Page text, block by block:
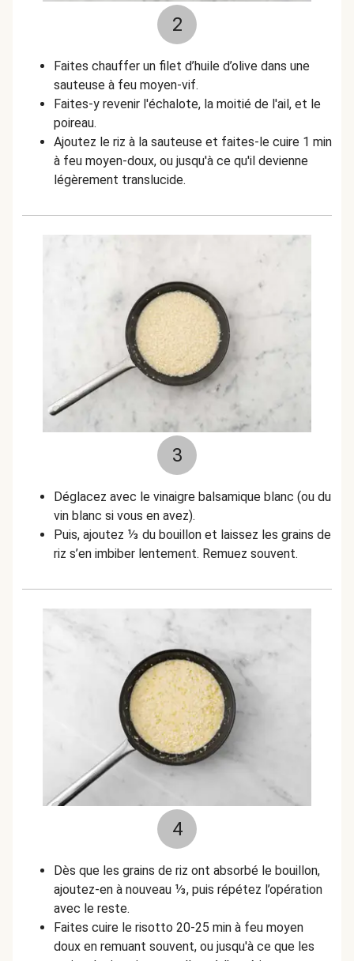
2
Faites chauffer un filet d’huile d’olive dans une
sauteuse à feu moyen-vif.
Faites-y revenir l'échalote, la moitié de l'ail, et le
poireau.
Ajoutez le riz à la sauteuse et faites-le cuire 1 min
à feu moyen-doux, ou jusqu'à ce qu'il devienne
légèrement translucide.
3
Déglacez avec le vinaigre balsamique blanc (ou du
vin blanc si vous en avez).
Puis, ajoutez ⅓ du bouillon et laissez les grains de
riz s’en imbiber lentement. Remuez souvent.
4
Dès que les grains de riz ont absorbé le bouillon,
ajoutez-en à nouveau ⅓, puis répétez l’opération
avec le reste.
Faites cuire le risotto 20-25 min à feu moyen
doux en remuant souvent, ou jusqu'à ce que les